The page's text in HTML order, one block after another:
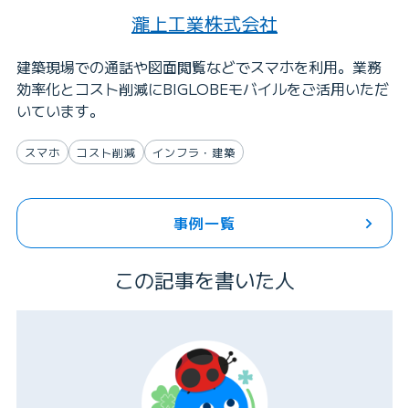
瀧上工業株式会社
建築現場での通話や図面閲覧などでスマホを利用。業務
効率化とコスト削減にBIGLOBEモバイルをご活用いただ
いています。
スマホ コスト削減 インフラ・建築
事例一覧
この記事を書いた人